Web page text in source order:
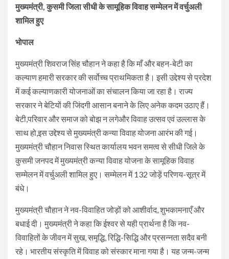
मुख्यमंत्री, कुसमी जिला सीधी के सामूहिक विवाह सम्मेलन में वर्चुअली
शामिल हुए
भोपाल
मुख्यमंत्री शिवराज सिंह चौहान ने कहा है कि माँ और बहन-बेटी का
कल्याण हमारी सरकार की सर्वोच्च प्राथमिकता है। इसी उद्देश्य से प्रदेश
में कई कल्याणकारी योजनाओं का संचालन किया जा रहा है। राज्य
सरकार ने बेटियों की जिंदगी आसान बनाने के लिए अनेक कदम उठाए हैं।
बेटी,परिवार और समाज को बोझ न लगेऔर विवाह उत्सव एवं उल्लास के
साथ हो,इस उद्देश्य से मुख्यमंत्री कन्या विवाह योजना आरंभ की गई।
मुख्यमंत्री चौहान निवास स्थित कार्यालय भवन समत्व से सीधी जिले के
कुसमी जनपद में मुख्यमंत्री कन्या विवाह योजना के सामूहिक विवाह
सम्मेलन में वर्चुअली शामिल हुए। सम्मेलन में 132 जोड़ें परिणय-सूत्र में
बंधे।
मुख्यमंत्री चौहान ने नव-विवाहित जोड़ों को आशीर्वाद, शुभकामनाएँ और
बधाई दी। मुख्यमंत्री ने कहा कि ईश्वर से यही प्रार्थना है कि नव-
विवाहितों के जीवन में सुख, समृद्धि, रिद्धि-सिद्धि और प्रसन्नता सदैव बनी
रहे। भारतीय संस्कृति में विवाह को संस्कार माना गया है। यह जन्म-जन्म